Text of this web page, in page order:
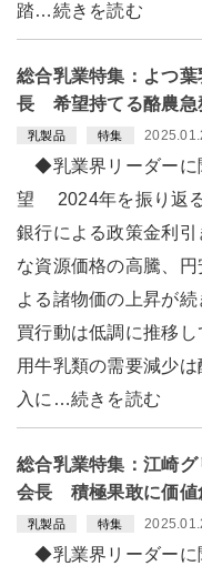
踏…続きを読む
総合乳業特集：よつ
長 希望持てる酪農急
乳製品 特集
◆乳業界リーダーに
望 2024年を振り返
銀行による政策金利引
な資源価格の高騰、円
よる諸物価の上昇が
買行動は低調に推移
用牛乳類の需要減少
入に…続きを読む
総合乳業特集：江崎グ
会長 積極果敢に価値
乳製品 特集
◆乳業界リーダーに